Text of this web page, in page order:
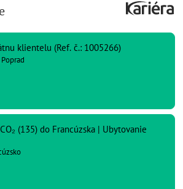
klientelu (Ref. č.: 1005266)
(135) do Francúzska | Ubytovanie